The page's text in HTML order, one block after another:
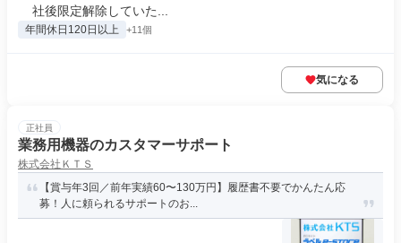
社後限定解除していた...
年間休日120日以上 +11個
気になる
正社員
業務用機器のカスタマーサポート
株式会社ＫＴＳ
【賞与年3回／前年実績60〜130万円】履歴書不要でかんたん応
募！人に頼られるサポートのお...